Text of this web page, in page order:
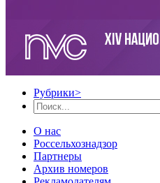
Рубрики>
О нас
Россельхознадзор
Партнеры
Архив номеров